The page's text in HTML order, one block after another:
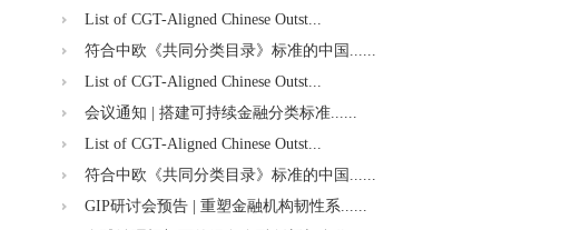
List of CGT-Aligned Chinese Outst...
符合中欧《共同分类目录》标准的中国......
List of CGT-Aligned Chinese Outst...
会议通知 | 搭建可持续金融分类标准......
List of CGT-Aligned Chinese Outst...
符合中欧《共同分类目录》标准的中国......
GIP研讨会预告 | 重塑金融机构韧性系......